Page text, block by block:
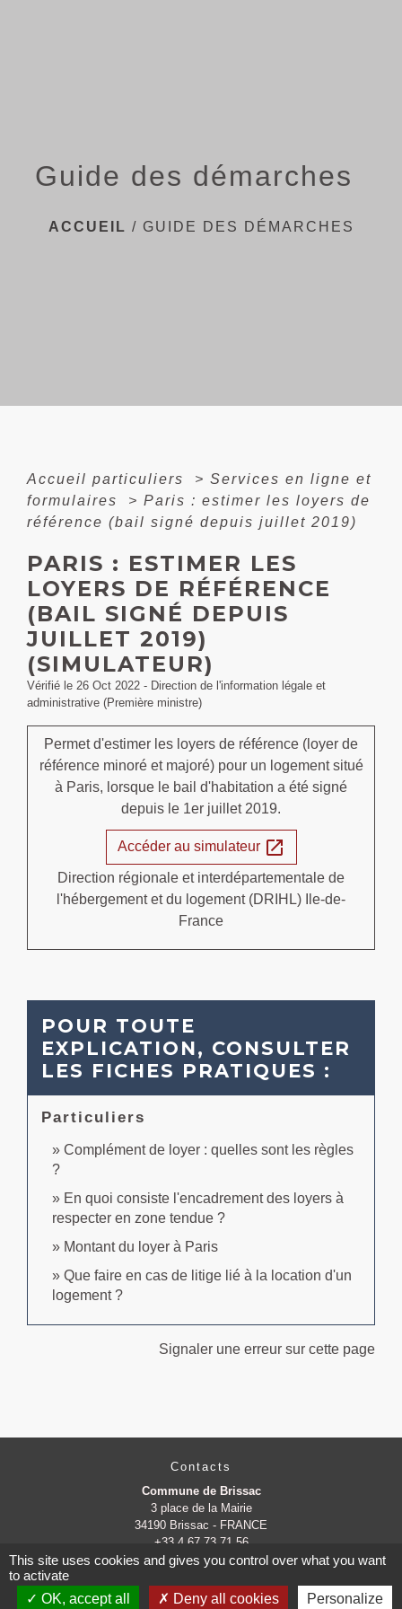
Guide des démarches
ACCUEIL / GUIDE DES DÉMARCHES
Accueil particuliers > Services en ligne et
formulaires
> Paris : estimer les loyers de
référence (bail signé depuis juillet 2019)
PARIS : ESTIMER LES
LOYERS DE RÉFÉRENCE
(BAIL SIGNÉ DEPUIS
JUILLET 2019)
(SIMULATEUR)
Vérifié le 26 Oct 2022 - Direction de l'information légale et
administrative (Première ministre)
Permet d'estimer les loyers de référence (loyer de
référence minoré et majoré) pour un logement situé
à Paris, lorsque le bail d'habitation a été signé
depuis le 1er juillet 2019.
Accéder au simulateur open_in_new
Direction régionale et interdépartementale de
l'hébergement et du logement (DRIHL) Ile-de-
France
POUR TOUTE
EXPLICATION, CONSULTER
LES FICHES PRATIQUES :
Particuliers
Complément de loyer : quelles sont les règles
?
En quoi consiste l'encadrement des loyers à
respecter en zone tendue ?
Montant du loyer à Paris
Que faire en cas de litige lié à la location d'un
logement ?
Signaler une erreur sur cette page
Contacts
Commune de Brissac
3 place de la Mairie
34190 Brissac - FRANCE
+33 4 67 73 71 56
Contact par formulaire
This site uses cookies and gives you control over what you want
to activate
OK, accept all
Deny all cookies Personalize